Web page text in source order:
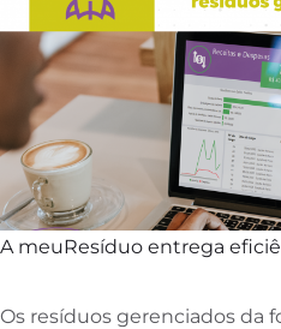
A meuResíduo entrega
Os resíduos gerenciados da